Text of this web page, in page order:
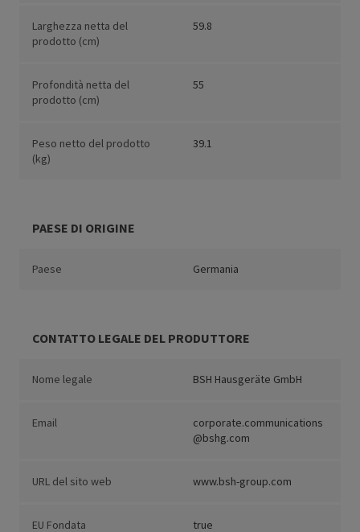
Larghezza netta del
prodotto (cm)
59.8
Profondità netta del
prodotto (cm)
55
Peso netto del prodotto
(kg)
39.1
PAESE DI ORIGINE
Paese Germania
CONTATTO LEGALE DEL PRODUTTORE
Nome legale BSH Hausgeräte GmbH
Email
corporate.communications
@bshg.com
URL del sito web www.bsh-group.com
EU Fondata true